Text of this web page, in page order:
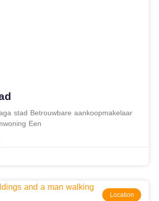
stad Betrouwbare aankoopmakelaar
Een
Location